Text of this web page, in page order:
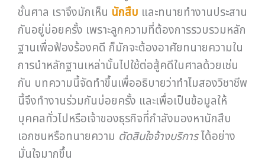
ชั้นศาล เราจึงมักเห็น นักสืบ และทนายทำงานประสาน
กันอยู่บ่อยครั้ง เพราะลูกความที่ต้องการรวบรวมหลัก
ฐานเพื่อฟ้องร้องคดี ก็มักจะต้องอาศัยทนายความใน
การนำหลักฐานเหล่านั้นไปใช้ต่อสู้คดีในศาลด้วยเช่น
กัน บทความนี้จัดทำขึ้นเพื่ออธิบายว่าทำไมสองวิชาชีพ
นี้จึงทำงานร่วมกันบ่อยครั้ง และเพื่อเป็นข้อมูลให้
บุคคลทั่วไปหรือเจ้าของธุรกิจที่กำลังมองหานักสืบ
เอกชนหรือทนายความ ตัดสินใจจ้างบริการได้อย่าง
มั่นใจมากขึ้น